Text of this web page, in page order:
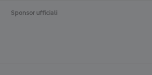
Sponsor ufficiali